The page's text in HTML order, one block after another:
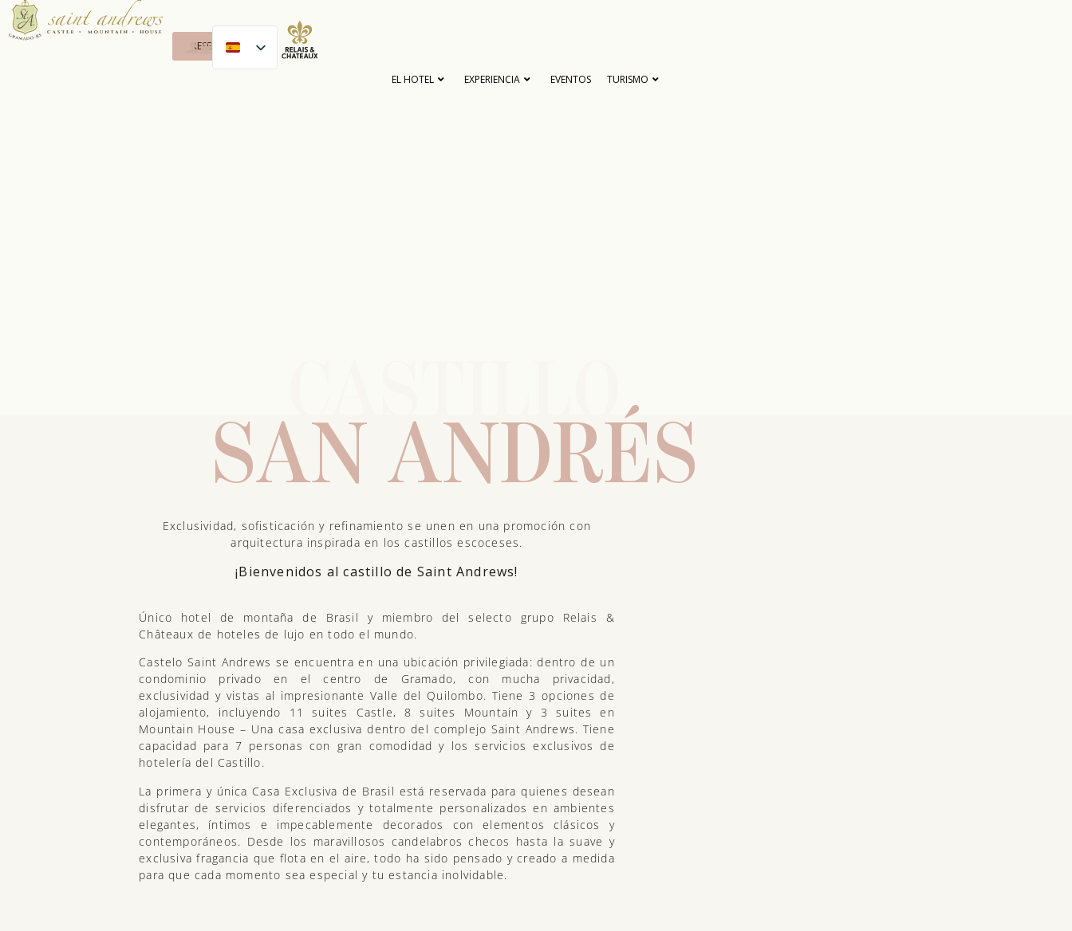
RESERVAR
EL HOTEL EXPERIENCIA EVENTOS TURISMO
SAN ANDRÉS
Exclusividad, sofisticación y refinamiento se unen en una promoción con
arquitectura inspirada en los castillos escoceses.
¡Bienvenidos al castillo de Saint Andrews!
Único hotel de montaña de Brasil y miembro del selecto grupo Relais &
Châteaux de hoteles de lujo en todo el mundo.
Castelo Saint Andrews se encuentra en una ubicación privilegiada: dentro de un
condominio privado en el centro de Gramado, con mucha privacidad,
exclusividad y vistas al impresionante Valle del Quilombo. Tiene 3 opciones de
alojamiento, incluyendo 11 suites Castle, 8 suites Mountain y 3 suites en
Mountain House – Una casa exclusiva dentro del complejo Saint Andrews. Tiene
capacidad para 7 personas con gran comodidad y los servicios exclusivos de
hotelería del Castillo.
La primera y única Casa Exclusiva de Brasil está reservada para quienes desean
disfrutar de servicios diferenciados y totalmente personalizados en ambientes
elegantes, íntimos e impecablemente decorados con elementos clásicos y
contemporáneos. Desde los maravillosos candelabros checos hasta la suave y
exclusiva fragancia que flota en el aire, todo ha sido pensado y creado a medida
para que cada momento sea especial y tu estancia inolvidable.